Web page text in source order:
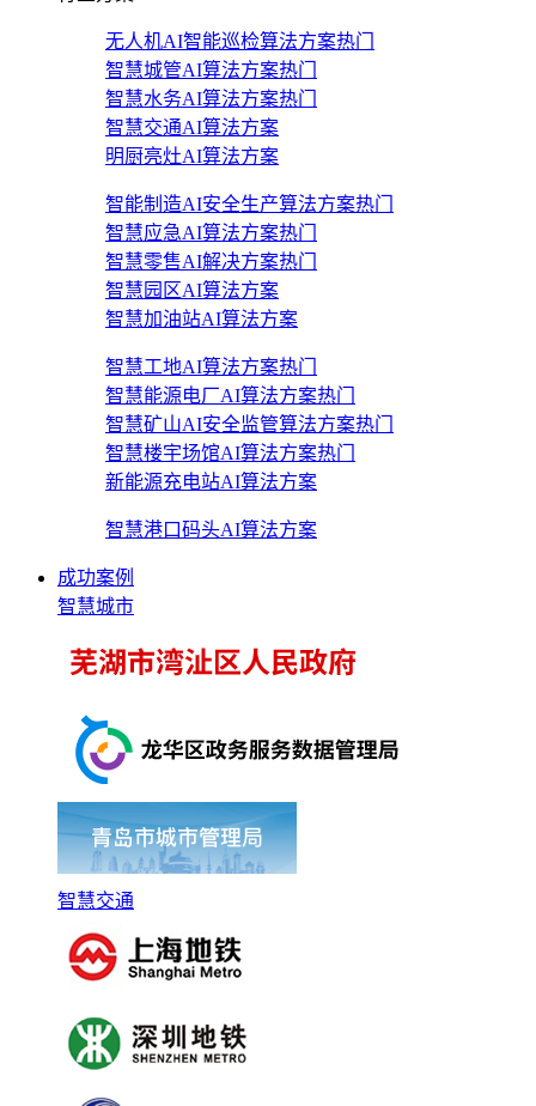
无人机AI智能巡检算法方案热门
智慧城管AI算法方案热门
智慧水务AI算法方案热门
智慧交通AI算法方案
明厨亮灶AI算法方案
智能制造AI安全生产算法方案热门
智慧应急AI算法方案热门
智慧零售AI解决方案热门
智慧园区AI算法方案
智慧加油站AI算法方案
智慧工地AI算法方案热门
智慧能源电厂AI算法方案热门
智慧矿山AI安全监管算法方案热门
智慧楼宇场馆AI算法方案热门
新能源充电站AI算法方案
智慧港口码头AI算法方案
成功案例
智慧城市
智慧交通